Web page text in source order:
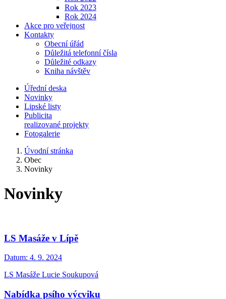
Rok 2023
Rok 2024
Akce pro veřejnost
Kontakty
Obecní úřád
Důležitá telefonní čísla
Důležité odkazy
Kniha návštěv
Úřední deska
Novinky
Lipské listy
Publicita
realizované projekty
Fotogalerie
Úvodní stránka
Obec
Novinky
Novinky
LS Masáže v Lípě
Datum: 4. 9. 2024
LS Masáže Lucie Soukupová
Nabídka psího výcviku